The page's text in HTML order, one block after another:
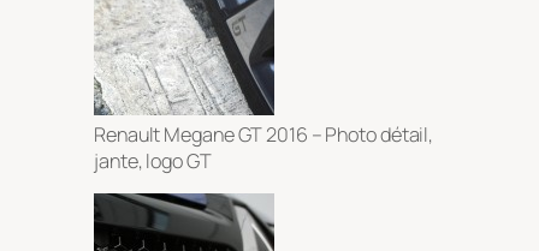
Renault Megane GT 2016 – Photo détail,
jante, logo GT